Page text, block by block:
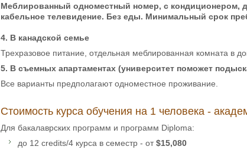
Меблированный одноместный номер, с кондиционером,
кабельное телевидение. Без еды. Минимальный срок
4. В канадской семье
Трехразовое питание, отдельная меблированная комната в
5. В съемных апартаментах (университет поможет
Все варианты предполагают одноместное проживание.
Стоимость курса обучения на 1 человека -
Для бакалаврских программ и программ Diploma:
до 12 credits/4 курса в семестр - от$15,080